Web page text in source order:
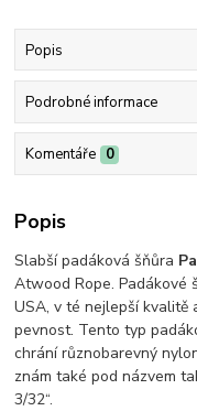
Popis
Podrobné informace
Komentáře 0
Popis
Slabší padáková šňůra
Atwood Rope. Padákové
USA, v té nejlepší kvalitě
pevnost. Tento typ
chrání různobarevný
znám také pod názvem
3/32“.